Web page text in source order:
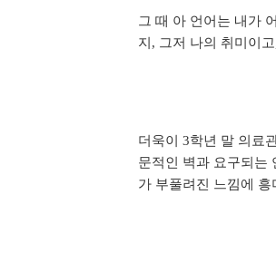
그 때 아 언어는 내가
지, 그저 나의 취미이고
더욱이 3학년 말 의료
문적인 벽과 요구되는
가 부풀려진 느낌에